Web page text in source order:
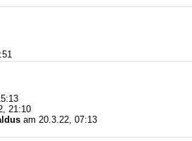
21:10
am 20.3.22, 07:13